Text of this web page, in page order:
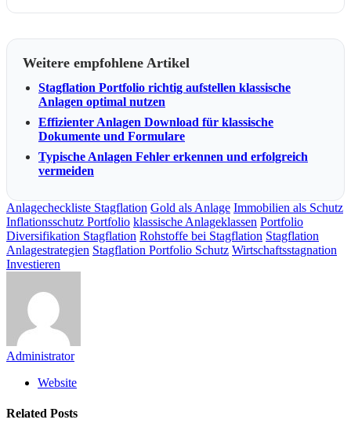
Weitere empfohlene Artikel
Stagflation Portfolio richtig aufstellen klassische
Anlagen optimal nutzen
Effizienter Anlagen Download für klassische
Dokumente und Formulare
Typische Anlagen Fehler erkennen und erfolgreich
vermeiden
Anlagecheckliste Stagflation Gold als Anlage Immobilien als Schutz
Inflationsschutz Portfolio klassische Anlageklassen Portfolio
Diversifikation Stagflation Rohstoffe bei Stagflation Stagflation
Anlagestrategien Stagflation Portfolio Schutz Wirtschaftsstagnation
Investieren
Administrator
Website
Related Posts